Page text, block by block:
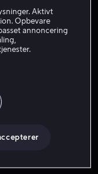
Aktivt
Opbevare
annoncering